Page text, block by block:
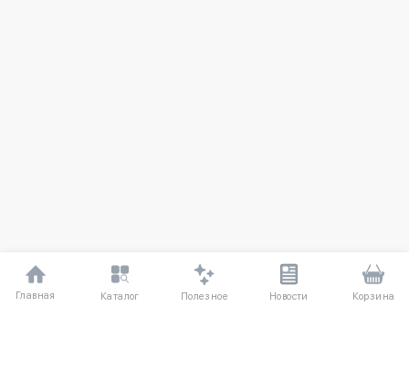
Главная Каталог Полезное Новости Корзина